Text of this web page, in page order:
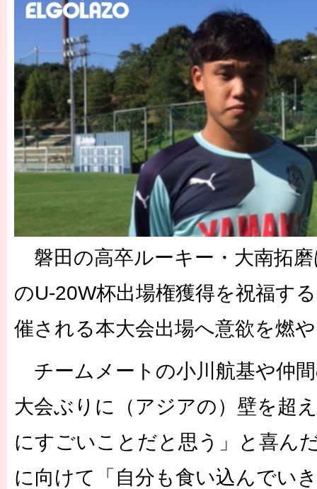
磐田の高卒ルーキー・大南拓
のU-20W杯出場権獲得を祝福す
催される本大会出場へ意欲を燃
チームメートの小川航基や仲
大会ぶりに（アジアの）壁を超
にすごいことだと思う」と喜ん
に向けて「自分も食い込んでい